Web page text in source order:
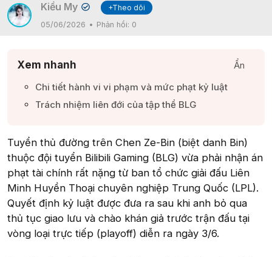
Kiều My ✔
+Theo dõi
05/06/2026
Phản hồi: 0
Xem nhanh
Ẩn
Chi tiết hành vi vi phạm và mức phạt kỷ luật​
Trách nhiệm liên đới của tập thể BLG​
Tuyển thủ đường trên Chen Ze-Bin (biệt danh Bin)
thuộc đội tuyển Bilibili Gaming (BLG) vừa phải nhận án
phạt tài chính rất nặng từ ban tổ chức giải đấu Liên
Minh Huyền Thoại chuyên nghiệp Trung Quốc (LPL).
Quyết định kỷ luật được đưa ra sau khi anh bỏ qua
thủ tục giao lưu và chào khán giả trước trận đấu tại
vòng loại trực tiếp (playoff) diễn ra ngày 3/6.